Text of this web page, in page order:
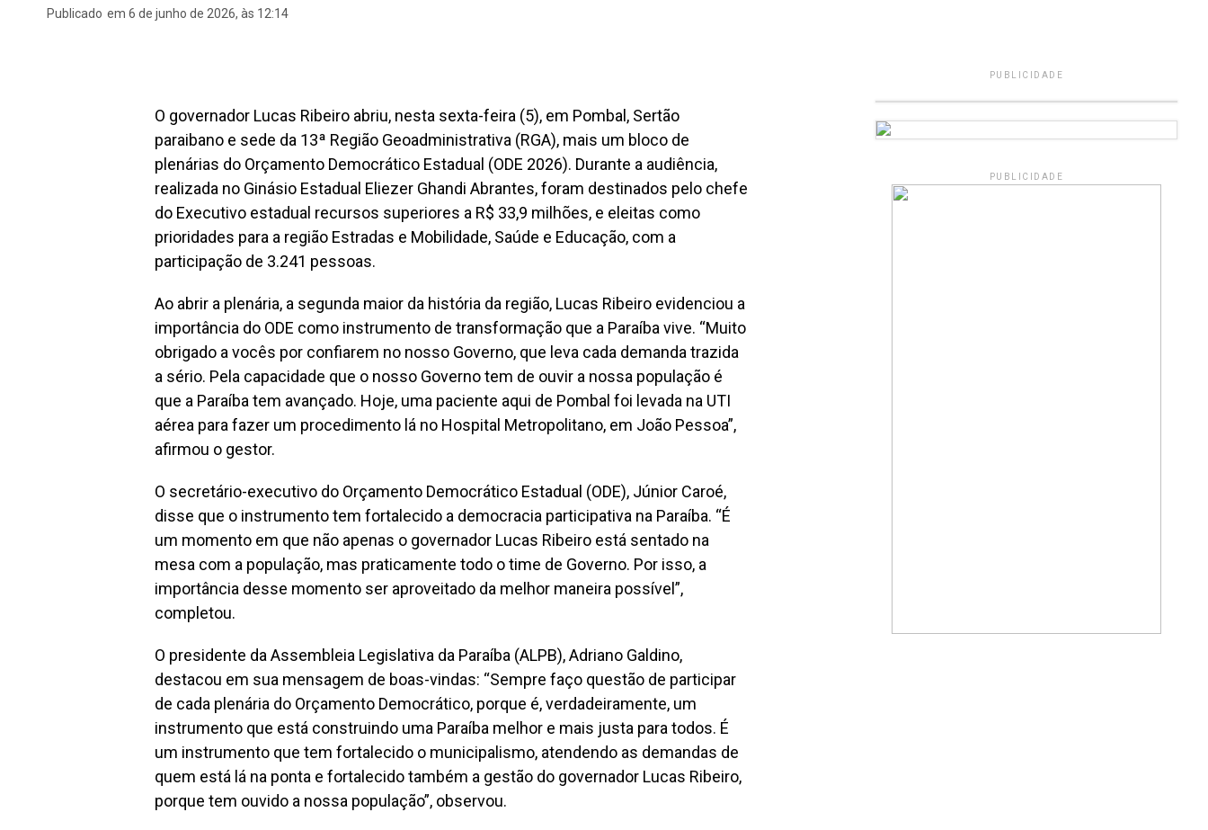
Publicado em 6 de junho de 2026, às 12:14
O governador Lucas Ribeiro abriu, nesta sexta-feira (5), em Pombal, Sertão
paraibano e sede da 13ª Região Geoadministrativa (RGA), mais um bloco de
plenárias do Orçamento Democrático Estadual (ODE 2026). Durante a audiência,
realizada no Ginásio Estadual Eliezer Ghandi Abrantes, foram destinados pelo chefe
do Executivo estadual recursos superiores a R$ 33,9 milhões, e eleitas como
prioridades para a região Estradas e Mobilidade, Saúde e Educação, com a
participação de 3.241 pessoas.
Ao abrir a plenária, a segunda maior da história da região, Lucas Ribeiro evidenciou a
importância do ODE como instrumento de transformação que a Paraíba vive. “Muito
obrigado a vocês por confiarem no nosso Governo, que leva cada demanda trazida
a sério. Pela capacidade que o nosso Governo tem de ouvir a nossa população é
que a Paraíba tem avançado. Hoje, uma paciente aqui de Pombal foi levada na UTI
aérea para fazer um procedimento lá no Hospital Metropolitano, em João Pessoa”,
afirmou o gestor.
O secretário-executivo do Orçamento Democrático Estadual (ODE), Júnior Caroé,
disse que o instrumento tem fortalecido a democracia participativa na Paraíba. “É
um momento em que não apenas o governador Lucas Ribeiro está sentado na
mesa com a população, mas praticamente todo o time de Governo. Por isso, a
importância desse momento ser aproveitado da melhor maneira possível”,
completou.
O presidente da Assembleia Legislativa da Paraíba (ALPB), Adriano Galdino,
destacou em sua mensagem de boas-vindas: “Sempre faço questão de participar
de cada plenária do Orçamento Democrático, porque é, verdadeiramente, um
instrumento que está construindo uma Paraíba melhor e mais justa para todos. É
um instrumento que tem fortalecido o municipalismo, atendendo as demandas de
quem está lá na ponta e fortalecido também a gestão do governador Lucas Ribeiro,
porque tem ouvido a nossa população”, observou.
PUBLICIDADE
PUBLICIDADE